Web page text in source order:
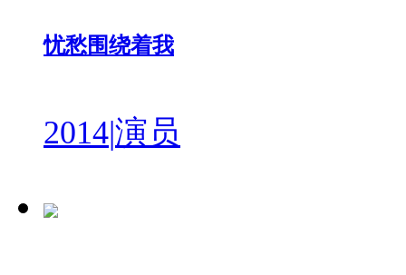
忧愁围绕着我
2014|演员